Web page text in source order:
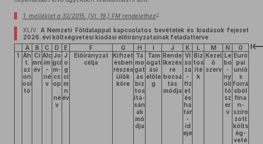
1. melléklet a 32/2015. (VI. 19.) FM rendelethez9
XLIV. A Nemzeti Földalappal kapcsolatos bevételek és kiadások fejezet
2026 . évi költségvetési kiadási előirányzatainak feladatterve
A
B C D E F G H I J K L M N
O
1 Áh
t.
az
on
osí
tó
Cí
mn
év
Alc
ím
-
né
v
Jo
gcí
m-
cs
op
né
v
J
o
g
cí
m
n
év
Előirányzat
célja
Kifizet
ésben
részes
ülők
köre
Tá
mo
gat
ás
biz
tos
ítá-
sán
ak
mó
dja
Tám
ogat
ási
előle
g
Rende
lkezés
re
bocsá
tás
módja
Vi
ss
za
-
fiz
et
és
ha
tár
-
id
eje
Biz
tos
íté
k
Kezel
ő
szerv
Le
bo
-
ny
olí
tó
sz
er
v
Euró
pai
unió
s
forrá
sból
fina
n-
szíro
zott
költs
ég-
veté